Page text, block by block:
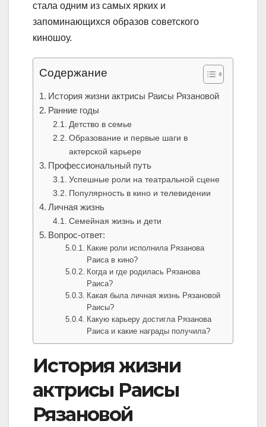
стала одним из самых ярких и
запоминающихся образов советского
киношоу.
Содержание
История жизни актрисы Раисы Рязановой
Ранние годы
Детство в семье
Образование и первые шаги в
актерской карьере
Профессиональный путь
Успешные роли на театральной сцене
Популярность в кино и телевидении
Личная жизнь
Семейная жизнь и дети
Вопрос-ответ:
Какие роли исполнила Рязанова
Раиса в кино?
Когда и где родилась Рязанова
Раиса?
Какая была личная жизнь Рязановой
Раисы?
Какую карьеру достигла Рязанова
Раиса и какие награды получила?
История жизни
актрисы Раисы
Рязановой